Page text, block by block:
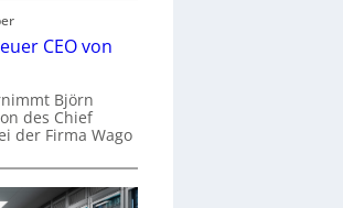
CEO von
Björn
des Chief
der Firma Wago